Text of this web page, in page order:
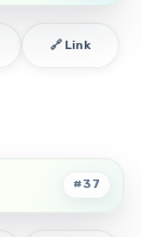
🔗 Link
#37